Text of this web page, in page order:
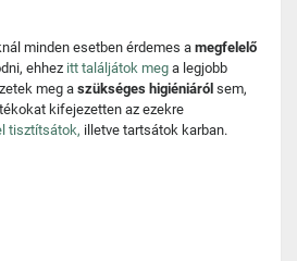
minden esetben érdemes a megfelelő
ehhez itt találjátok meg a legjobb
meg a szükséges higiéniáról sem,
kifejezetten az ezekre
tisztítsátok, illetve tartsátok karban.